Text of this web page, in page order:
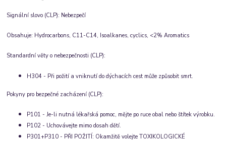
Signální slovo (CLP): Nebezpečí
Obsahuje: Hydrocarbons, C11-C14, Isoalkanes, cyclics, <2% Aromatics
Standardní věty o nebezpečnosti (CLP):
H304 - Při požití a vniknutí do dýchacích cest může způsobit smrt.
Pokyny pro bezpečné zacházení (CLP):
P101 - Je-li nutná lékařská pomoc, mějte po ruce obal nebo štítek výrobku.
P102 - Uchovávejte mimo dosah dětí.
P301+P310 - PŘI POŽITÍ: Okamžitě volejte TOXIKOLOGICKÉ